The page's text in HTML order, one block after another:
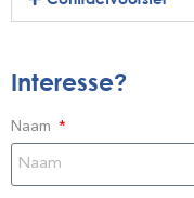
Interesse?
Naam